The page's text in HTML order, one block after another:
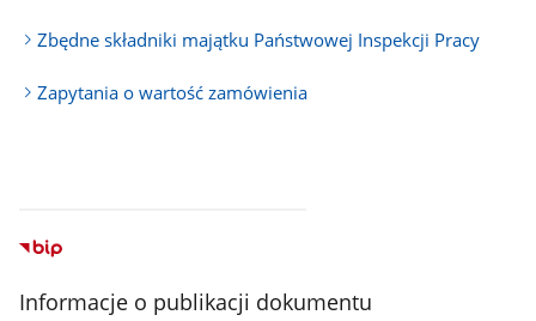
Zbędne składniki majątku Państwowej Inspekcji Pracy
Zapytania o wartość zamówienia
Informacje o publikacji dokumentu